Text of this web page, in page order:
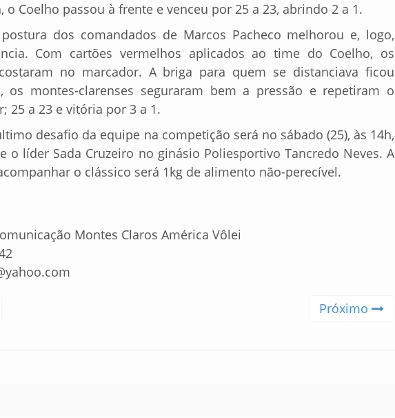
o Coelho passou à frente e venceu por 25 a 23, abrindo 2 a 1.
dos comandados de Marcos Pacheco melhorou e, logo,
Com cartões vermelhos aplicados ao time do Coelho, os
no marcador. A briga para quem se distanciava ficou
os montes-clarenses seguraram bem a pressão e repetiram o
25 a 23 e vitória por 3 a 1.
desafio da equipe na competição será no sábado (25), às 14h,
o líder Sada Cruzeiro no ginásio Poliesportivo Tancredo Neves. A
o clássico será 1kg de alimento não-perecível.
Montes Claros América Vôlei
Próximo